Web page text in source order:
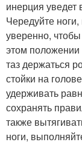
инерция уведет
Чередуйте ноги,
уверенно,
этом положении
таз держаться
стойки на
удерживать
сохранять
также
ноги,